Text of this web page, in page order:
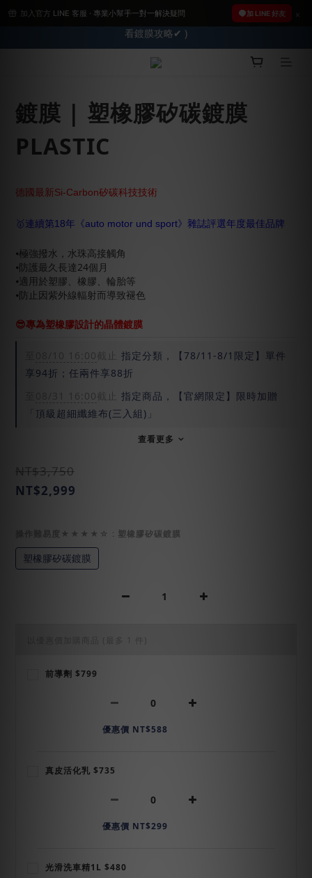
加入官方 LINE 客服 · 專業小幫手一對一解決疑問 加 LINE 好友
2026車友推薦新車鍍膜１００% 成功的秘訣，全靠這組😎　 ( 查
看鍍膜攻略✔ )
2026車友推薦新車鍍膜１００% 成功的秘訣，全靠這組😎　 ( 查
看鍍膜攻略✔ )
★限時 :滿$499 ➨超商免運★
鍍膜 | 塑橡膠矽碳鍍膜
PLASTIC
德國最新Si-Carbon矽碳科技技術
🥇連續第18年《auto motor und sport》雜誌評選年度最佳品牌
⦁極強撥水，水珠高接觸角
⦁防護最久長達24個月
⦁適用於塑膠、橡膠、輪胎等
⦁防止因紫外線輻射而導致褪色
😎專為塑橡膠設計的晶體鍍膜
08/10 16:00 截止
指定分類，【78/11-8/1限定】單件
享94折；任兩件享88折
08/31 16:00 截止
指定商品，【官網限定】限時加贈
「頂級超細纖維布(三入組)」
查看更多
NT$3,750
NT$2,999
操作難易度★★★★☆ : 塑橡膠矽碳鍍膜
塑橡膠矽碳鍍膜
(最多 1 件)
前導劑 $799
優惠價 NT$588
真皮活化乳 $735
優惠價 NT$299
光滑洗車精1L $480